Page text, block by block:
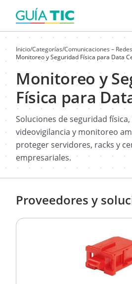
Inicio/Categorías/Comunicaciones – Redes
Monitoreo y Seguridad Física para Data
Monitoreo y
Física para
Soluciones de seguridad
videovigilancia y monitoreo
proteger servidores, racks y
empresariales.
Proveedores y